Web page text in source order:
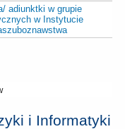
adiunktki w grupie
w Instytucie
i Informatyki